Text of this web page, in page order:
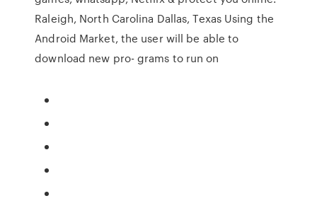
Raleigh, North Carolina Dallas, Texas Using the
Android Market, the user will be able to
download new pro- grams to run on